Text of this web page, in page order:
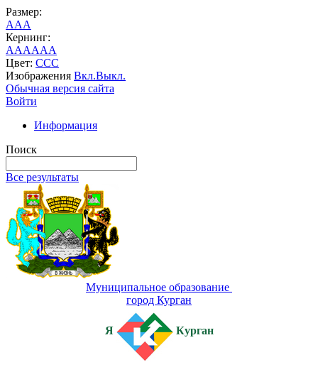
Размер:
AAA
Кернинг:
AAAAAA
Цвет: CCC
Изображения Вкл.Выкл.
Обычная версия сайта
Войти
Информация
Поиск
Все результаты
Муниципальное образование
город Курган
Я Курган